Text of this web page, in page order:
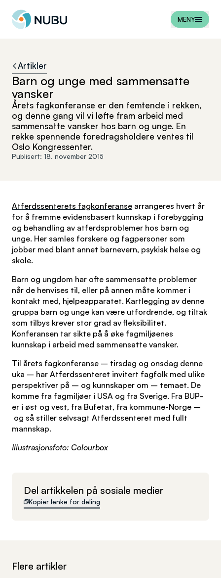
Til forsiden
MENY
Artikler
Barn og unge med sammensatte
vansker
Årets fagkonferanse er den femtende i rekken,
og denne gang vil vi løfte fram arbeid med
sammensatte vansker hos barn og unge. En
rekke spennende foredragsholdere ventes til
Oslo Kongressenter.
Publisert: 18. november 2015
Atferdssenterets fagkonferanse arrangeres hvert år
for å fremme evidensbasert kunnskap i forebygging
og behandling av atferdsproblemer hos barn og
unge. Her samles forskere og fagpersoner som
jobber med blant annet barnevern, psykisk helse og
skole.
Barn og ungdom har ofte sammensatte problemer
når de henvises til, eller på annen måte kommer i
kontakt med, hjelpeapparatet. Kartlegging av denne
gruppa barn og unge kan være utfordrende, og tiltak
som tilbys krever stor grad av fleksibilitet.
Konferansen tar sikte på å øke fagmiljøenes
kunnskap i arbeid med sammensatte vansker.
Til årets fagkonferanse – tirsdag og onsdag denne
uka – har Atferdssenteret invitert fagfolk med ulike
perspektiver på – og kunnskaper om – temaet. De
komme fra fagmiljøer i USA og fra Sverige. Fra BUP-
er i øst og vest, fra Bufetat, fra kommune-Norge –
og så stiller selvsagt Atferdssenteret med fullt
mannskap.
Illustrasjonsfoto: Colourbox
Del artikkelen på sosiale medier
Kopier lenke for deling
Flere artikler